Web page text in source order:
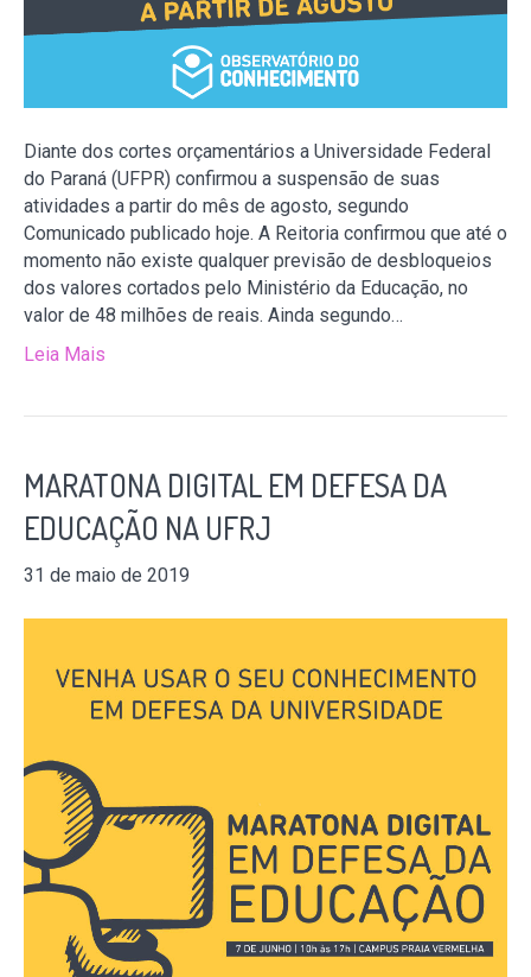
Diante dos cortes orçamentários a Universidade Federal
do Paraná (UFPR) confirmou a suspensão de suas
atividades a partir do mês de agosto, segundo
Comunicado publicado hoje. A Reitoria confirmou que até o
momento não existe qualquer previsão de desbloqueios
dos valores cortados pelo Ministério da Educação, no
valor de 48 milhões de reais. Ainda segundo…
Leia Mais
MARATONA DIGITAL EM DEFESA DA
EDUCAÇÃO NA UFRJ
31 de maio de 2019